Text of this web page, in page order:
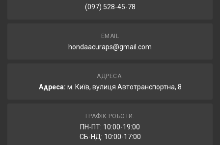
(097) 528-45-78
EMAIL
hondaacuraps@gmail.com
АДРЕСА:
Адреса: м. Київ, вулиця Автотранспортна, 8
ГРАФІК РОБОТИ:
ПН-ПТ: 10:00-19:00
СБ-НД: 10:00-17:00